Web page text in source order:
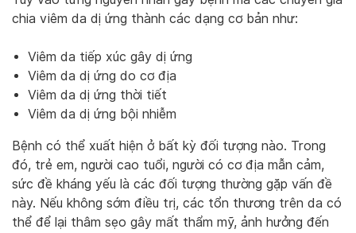
chia viêm da dị ứng thành các dạng cơ bản như:
Viêm da tiếp xúc gây dị ứng
Viêm da dị ứng do cơ địa
Viêm da dị ứng thời tiết
Viêm da dị ứng bội nhiễm
Bệnh có thể xuất hiện ở bất kỳ đối tượng nào. Trong
đó, trẻ em, người cao tuổi, người có cơ địa mẫn cảm,
sức đề kháng yếu là các đối tượng thường gặp vấn đề
này. Nếu không sớm điều trị, các tổn thương trên da có
thể để lại thâm sẹo gây mất thẩm mỹ, ảnh hưởng đến